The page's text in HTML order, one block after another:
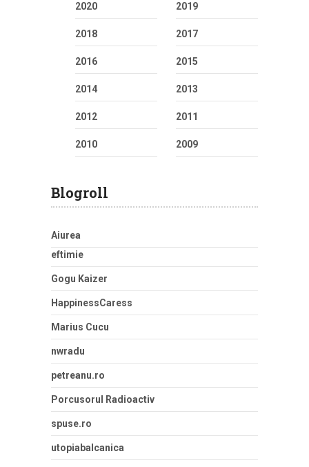
2020 2019
2018 2017
2016 2015
2014 2013
2012 2011
2010 2009
Blogroll
Aiurea
eftimie
Gogu Kaizer
HappinessCaress
Marius Cucu
nwradu
petreanu.ro
Porcusorul Radioactiv
spuse.ro
utopiabalcanica